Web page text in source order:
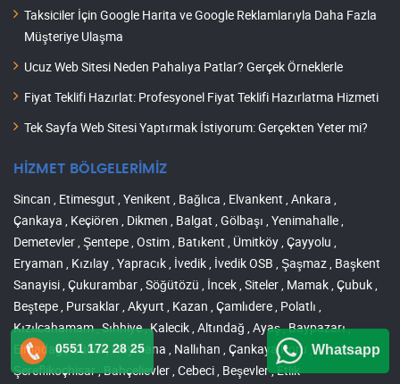
Taksiciler İçin Google Harita ve Google Reklamlarıyla Daha Fazla
Müşteriye Ulaşma
Ucuz Web Sitesi Neden Pahalıya Patlar? Gerçek Örneklerle
Fiyat Teklifi Hazırlat: Profesyonel Fiyat Teklifi Hazırlatma Hizmeti
Tek Sayfa Web Sitesi Yaptırmak İstiyorum: Gerçekten Yeter mi?
HİZMET BÖLGELERİMİZ
Sincan , Etimesgut , Yenikent , Bağlıca , Elvankent , Ankara ,
Çankaya , Keçiören , Dikmen , Balgat , Gölbaşı , Yenimahalle ,
Demetevler , Şentepe , Ostim , Batıkent , Ümitköy , Çayyolu ,
Eryaman , Kızılay , Yapracık , İvedik , İvedik OSB , Şaşmaz , Başkent
Sanayisi , Çukurambar , Söğütözü , İncek , Siteler , Mamak , Çubuk ,
Beştepe , Pursaklar , Akyurt , Kazan , Çamlıdere , Polatlı ,
Kızılcahamam , Sıhhiye , Kalecik , Altındağ , Ayaş , Baypazarı ,
Elmadağ , Güdül , Haymana , Nallıhan , Çankaya Koru ,
Şereflikoçhisar , Bahçelievler , Cebeci , Beşevler , Etlik
0551 172 28 25 Whatsapp